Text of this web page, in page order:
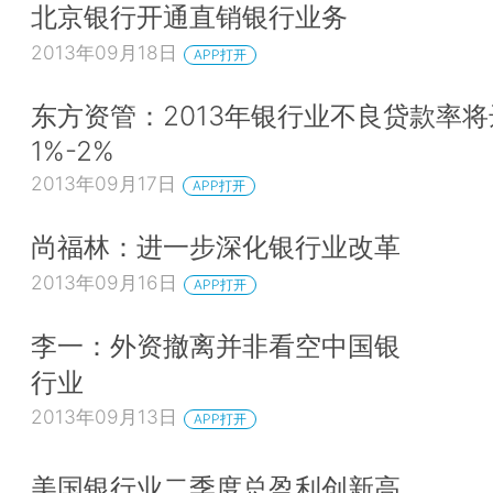
北京银行开通直销银行业务
2013年09月18日 APP打开
东方资管：2013年银行业不良贷款率
1%-2%
2013年09月17日 APP打开
尚福林：进一步深化银行业改革
2013年09月16日 APP打开
李一：外资撤离并非看空中国银
行业
2013年09月13日 APP打开